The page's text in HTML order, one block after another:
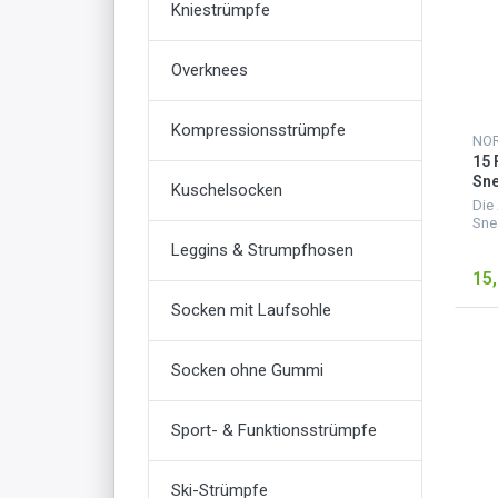
Kniestrümpfe
Overknees
Kompressionsstrümpfe
Kuschelsocken
Leggins & Strumpfhosen
Socken mit Laufsohle
Socken ohne Gummi
Sport- & Funktionsstrümpfe
Ski-Strümpfe
15
Die
für